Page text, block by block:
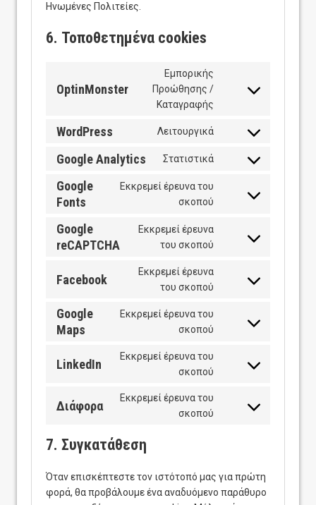
Ηνωμένες Πολιτείες.
6. Τοποθετημένα cookies
OptinMonster
Εμπορικής
Προώθησης /
Καταγραφής
Consent
service
WordPress Λειτουργικά
Consent
Google Analytics Στατιστικά
Consent
service
Google
Fonts
Εκκρεμεί έρευνα του
σκοπού
Consent
service
Google
reCAPTCHA
Εκκρεμεί έρευνα
του σκοπού
Consent
service
Facebook
Εκκρεμεί έρευνα
του σκοπού
Consent
service
Google
Maps
Εκκρεμεί έρευνα του
σκοπού
Consent
service
LinkedIn
Εκκρεμεί έρευνα του
σκοπού
Consent
service
Διάφορα
Εκκρεμεί έρευνα του
σκοπού
Consent
7. Συγκατάθεση
Όταν επισκέπτεστε τον ιστότοπό μας για πρώτη
φορά, θα προβάλουμε ένα αναδυόμενο παράθυρο